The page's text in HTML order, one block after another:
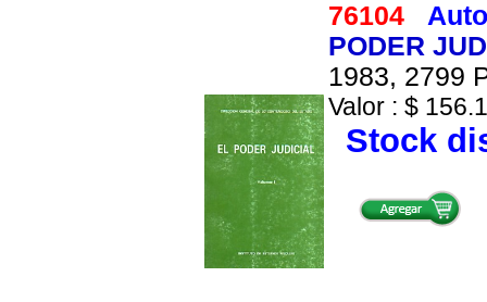
76104
PODER
1983, 2799
Valor : $
Stock